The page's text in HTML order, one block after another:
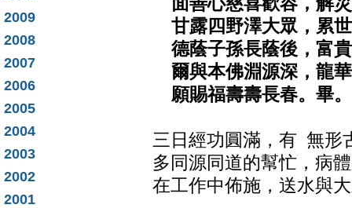
2009
2008
2007
2006
2005
2004
2003
2002
2001
甘露四野澤大眾，累
德蔭子孫長蔭後，富
爾與本佛淵源深，龍
願賜福壽壽長春。畢。
三日經功圓滿，有 無形
多同源同道的幫忙，病
在工作中佈施，送水與